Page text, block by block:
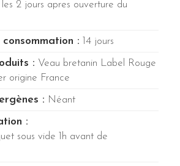
2 jours apres ouverture du
: 14 jours
: Veau bretanin Label Rouge
origine France
: Néant
:
sous vide 1h avant de